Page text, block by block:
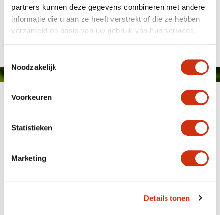
partners kunnen deze gegevens combineren met andere
informatie die u aan ze heeft verstrekt of die ze hebben
verzameld op basis van uw gebruik van hun services.
Noodzakelijk
Voorkeuren
Statistieken
Marketing
Details tonen
Publié le: 29 juillet 2015
MEMBER OF GROUP